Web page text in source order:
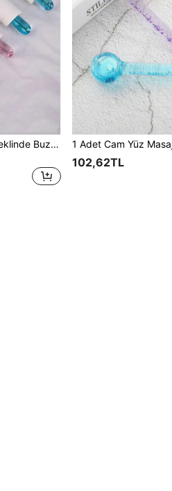
2'li Set Balık Kuyruğu Şeklinde Buz Dalga Güzellik Topu, Soğuk ve Sıcak Kompres Masaj Topu, Kristal Enerji Buz Topu, Yüz ve Göz Masaj Aleti, Evde Güzellik Bakım Aleti, Taşınabilir Soğuk ve Sıcak Kompres Topu
102,62TL